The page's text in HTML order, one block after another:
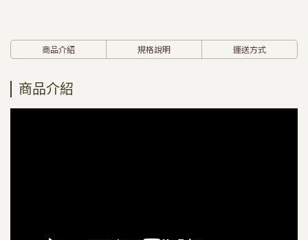
商品介紹 規格說明 運送方式
商品介紹